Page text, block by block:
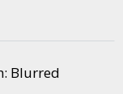
: Blurred